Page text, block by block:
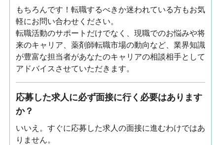
もちろんです！転職するべきか迷われている方もお気
軽にお問い合わせください。
転職活動のサポートだけでなく、現職でのお悩みや将
来のキャリア、薬剤師転職市場の動向など、業界知識
が豊富な担当者があなたのキャリアの相談相手として
アドバイスさせていただきます。
応募した求人に必ず面接に行く必要はあります
か？
いいえ。すぐに応募した求人の面接に進むわけではあ
りません。